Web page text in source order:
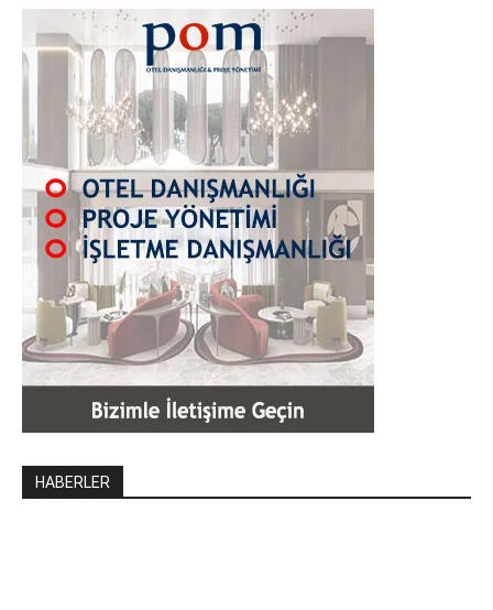
HABERLER